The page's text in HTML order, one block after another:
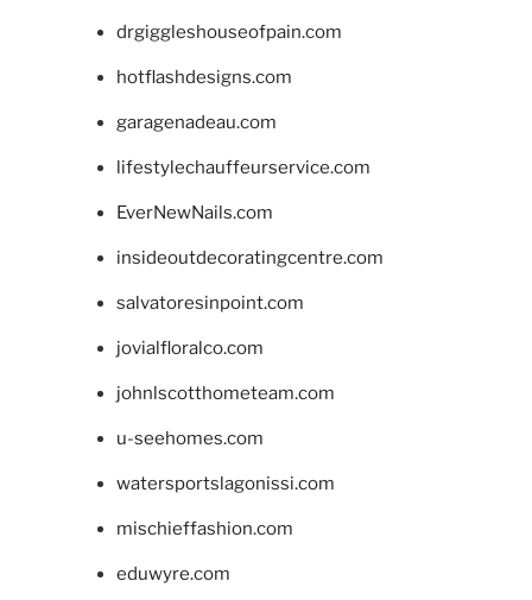
drgiggleshouseofpain.com
hotflashdesigns.com
garagenadeau.com
lifestylechauffeurservice.com
EverNewNails.com
insideoutdecoratingcentre.com
salvatoresinpoint.com
jovialfloralco.com
johnlscotthometeam.com
u-seehomes.com
watersportslagonissi.com
mischieffashion.com
eduwyre.com